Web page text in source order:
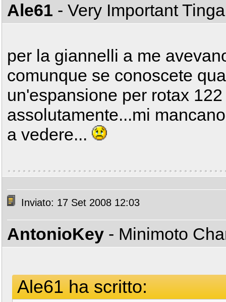
Ale61 - Very Important
per la giannelli a me
comunque se conoscete
un'espansione per rotax
assolutamente...mi
a vedere...
Inviato: 17 Set 2008 12:03
AntonioKey - Minimoto
Ale61 ha scritto: